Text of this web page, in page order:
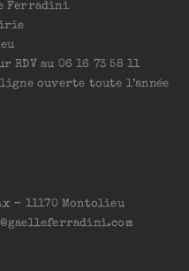
Ferradini
RDV au 06 16 73 58 11
ligne ouverte toute l’année
– 11170 Montolieu